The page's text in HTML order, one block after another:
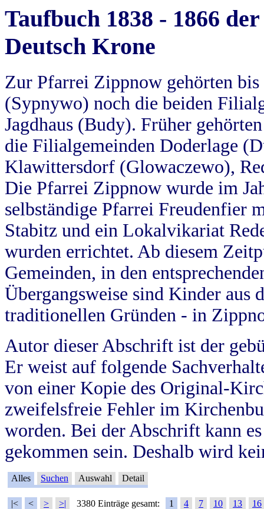
Taufbuch 1838 - 1866
Deutsch Krone
Zur Pfarrei Zippnow gehörten
(Sypnywo) noch die beiden
Jagdhaus (Budy). Früher
die Filialgemeinden Doderlage
Klawittersdorf (Glowaczewo),
Die Pfarrei Zippnow wurde im
selbständige Pfarrei Freudenfier
Stabitz und ein Lokalvikariat
wurden errichtet. Ab diesem
Gemeinden, in den
Übergangsweise sind Kinder aus
traditionellen Gründen - in
Autor dieser Abschrift ist der
Er weist auf folgende
von einer Kopie des Original-
zweifelsfreie Fehler im
worden. Bei der Abschrift kann
gekommen sein. Deshalb wird
Alles Suchen Auswahl Detail
|< < > >| 3380 Einträge gesamt: 1 4 7 10 13
16